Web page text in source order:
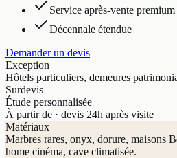
Service après-vente premium
Décennale étendue
Demander un devis
Exception
Hôtels particuliers, demeures
Surdevis
Étude personnalisée
À partir de · devis 24h après visite
Matériaux
Marbres rares, onyx, dorure, maisons
home cinéma, cave climatisée.